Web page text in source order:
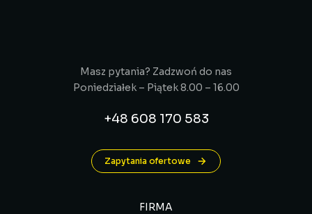
Masz pytania? Zadzwoń do nas
Poniedziałek – Piątek 8.00 – 16.00
+48 608 170 583
Zapytania ofertowe
FIRMA